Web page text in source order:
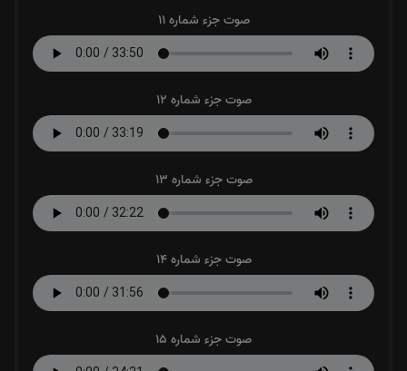
صوت جزء شماره 11
صوت جزء شماره 12
صوت جزء شماره 13
صوت جزء شماره 14
صوت جزء شماره 15